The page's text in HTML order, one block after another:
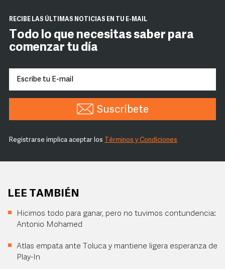
RECIBE LAS ÚLTIMAS NOTICIAS EN TU E-MAIL
Todo lo que necesitas saber para
comenzar tu día
Suscríbete
Registrarse implica aceptar los Términos y Condiciones
LEE TAMBIÉN
Hicimos todo para ganar, pero no tuvimos contundencia:
Antonio Mohamed
Atlas empata ante Toluca y mantiene ligera esperanza de
Play-In